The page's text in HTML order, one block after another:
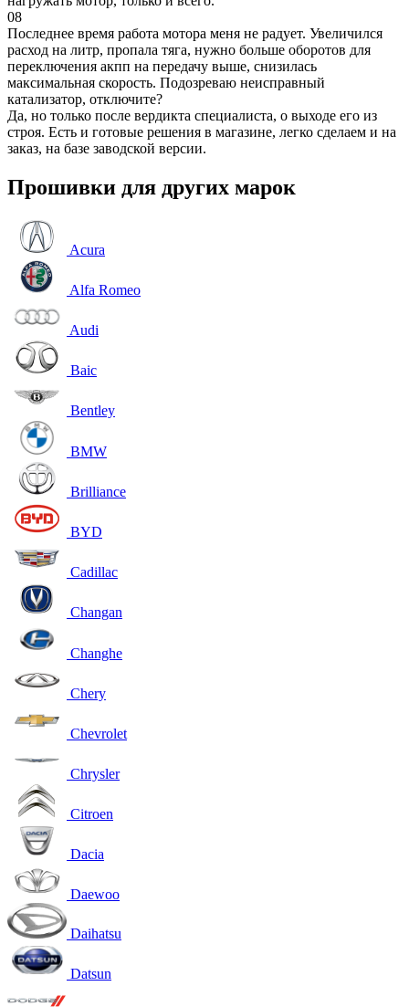
08
Последнее время работа мотора меня не радует. Увеличился
расход на литр, пропала тяга, нужно больше оборотов для
переключения акпп на передачу выше, снизилась
максимальная скорость. Подозреваю неисправный
катализатор, отключите?
Да, но только после вердикта специалиста, о выходе его из
строя. Есть и готовые решения в магазине, легко сделаем и на
заказ, на базе заводской версии.
Прошивки для других марок
Acura
Alfa Romeo
Audi
Baic
Bentley
BMW
Brilliance
BYD
Cadillac
Changan
Changhe
Chery
Chevrolet
Chrysler
Citroen
Dacia
Daewoo
Daihatsu
Datsun